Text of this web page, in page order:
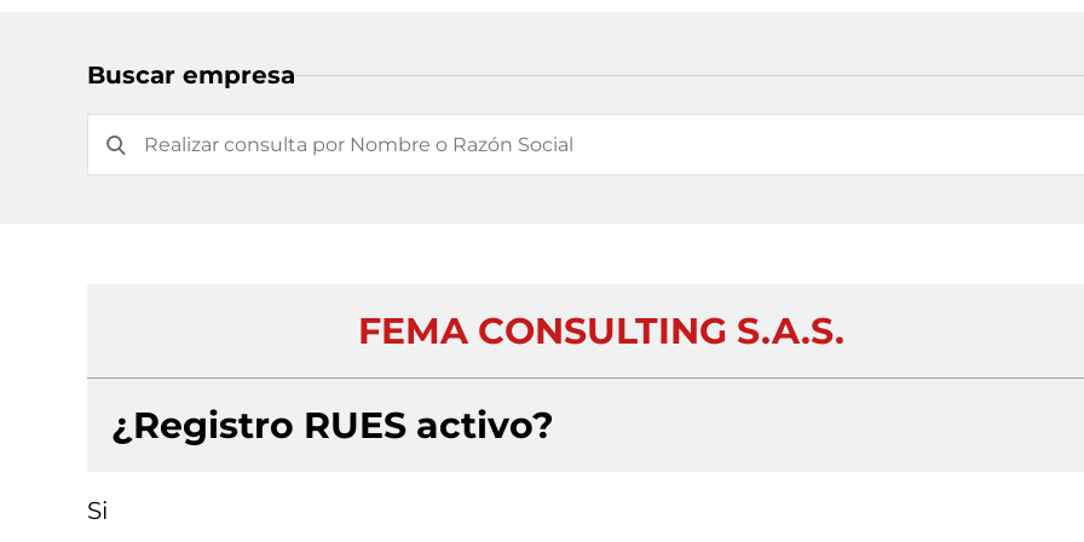
Buscar empresa
FEMA CONSULTING S.A.S.
¿Registro RUES activo?
Si